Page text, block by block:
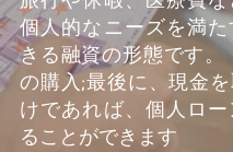
個人的なニーズを満
きる融資の形態です。
の購入;最後に、現金
けであれば、個人ロ
ることができます